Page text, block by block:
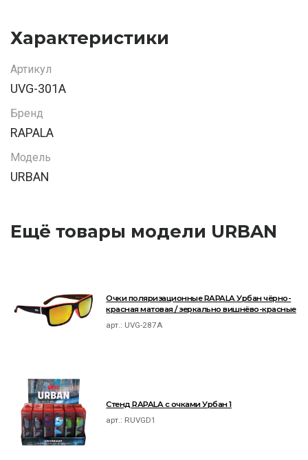
Характеристики
Артикул
UVG-301A
Бренд
RAPALA
Модель
URBAN
Ещё товары модели URBAN
Очки поляризационные RAPALA Урбан чёрно-
красная матовая / зеркально вишнёво-красные
арт.: UVG-287A
Стенд RAPALA с очками Урбан 1
арт.: RUVGD1